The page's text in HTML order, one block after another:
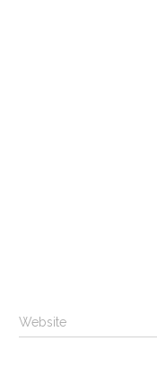
Website